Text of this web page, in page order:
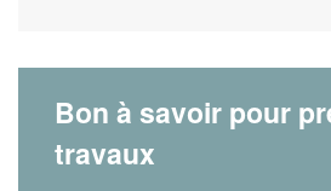
Bon à savoir pour
travaux